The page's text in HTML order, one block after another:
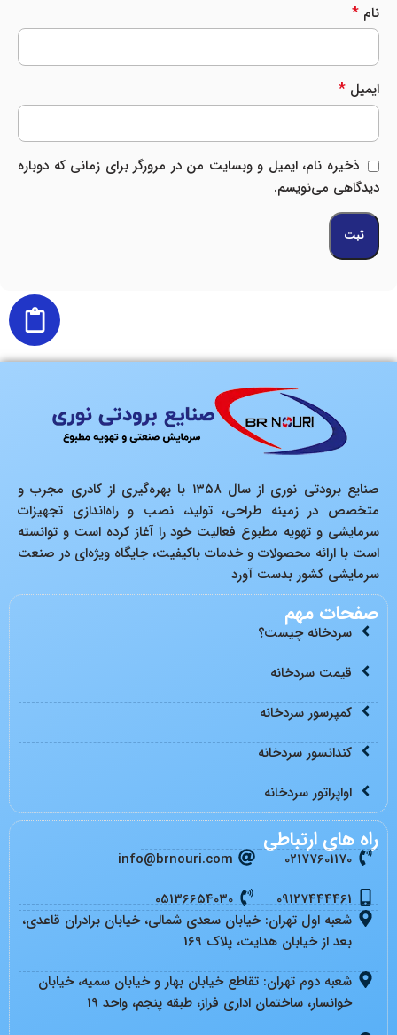
نام *
ایمیل *
ذخیره نام، ایمیل و وبسایت من در مرورگر برای زمانی که دوباره
دیدگاهی می‌نویسم.
صنایع برودتی نوری از سال ۱۳۵۸ با بهره‌گیری از کادری مجرب و
متخصص در زمینه طراحی، تولید، نصب و راه‌اندازی تجهیزات
سرمایشی و تهویه مطبوع فعالیت خود را آغاز کرده است و توانسته
است با ارائه محصولات و خدمات باکیفیت، جایگاه ویژه‌ای در صنعت
سرمایشی کشور بدست آورد
صفحات مهم
سردخانه چیست؟
قیمت سردخانه
کمپرسور سردخانه
کندانسور سردخانه
اواپراتور سردخانه
راه های ارتباطی
02177601170
09127444461
info@brnouri.com
05136654030
شعبه اول تهران: خیابان سعدی شمالی، خیابان برادران قاعدی،
بعد از خیابان هدایت، پلاک 169
شعبه دوم تهران: تقاطع خیابان بهار و خیابان سمیه، خیابان
خوانسار، ساختمان اداری فراز، طبقه پنجم، واحد 19